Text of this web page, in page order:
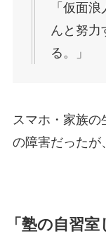
「仮面
んと努力
る。」
スマホ・家族
の障害だったが
「塾の自習